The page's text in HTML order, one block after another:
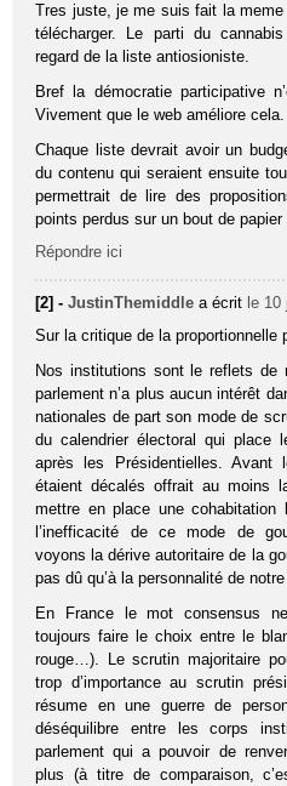
Tres juste, je me suis fait la
télécharger. Le parti du
regard de la liste antiosioniste.
Bref la démocratie participative
Vivement que le web améliore cela.
Chaque liste devrait avoir un
du contenu qui seraient ensuite
permettrait de lire des
points perdus sur un bout de
Répondre ici
[2] -JustinThemiddle a écrit le 10
Sur la critique de la proportionnelle
Nos institutions sont le reflets de
parlement n’a plus aucun intérêt
nationales de part son mode de
du calendrier électoral qui place
après les Présidentielles.
étaient décalés offrait au moins
mettre en place une
l’inefficacité de ce mode de
voyons la dérive autoritaire de la
pas dû qu’à la personnalité de
En France le mot consensus
toujours faire le choix entre le
rouge…). Le scrutin majoritaire
trop d’importance au scrutin
résume en une guerre de
déséquilibre entre les corps
parlement qui a pouvoir de
plus (à titre de comparaison,